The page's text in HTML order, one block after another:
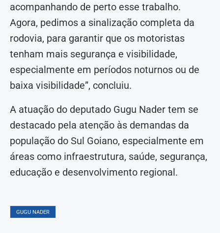
acompanhando de perto esse trabalho.
Agora, pedimos a sinalização completa da
rodovia, para garantir que os motoristas
tenham mais segurança e visibilidade,
especialmente em períodos noturnos ou de
baixa visibilidade”, concluiu.
A atuação do deputado Gugu Nader tem se
destacado pela atenção às demandas da
população do Sul Goiano, especialmente em
áreas como infraestrutura, saúde, segurança,
educação e desenvolvimento regional.
GUGU NADER